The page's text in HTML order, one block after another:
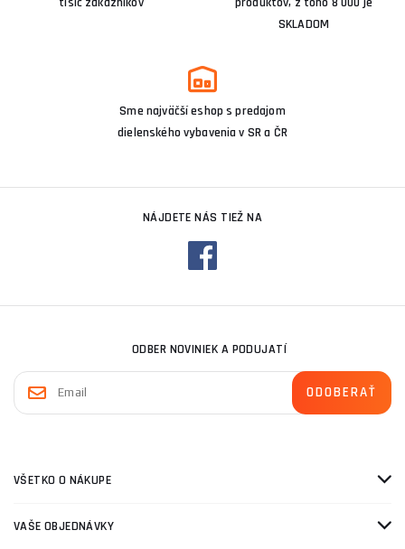
SKLADOM
Sme najväčší eshop s predajom
dielenského vybavenia v SR a ČR
NÁJDETE NÁS TIEŽ NA
ODBER NOVINIEK A PODUJATÍ
VŠETKO O NÁKUPE
VAŠE OBJEDNÁVKY